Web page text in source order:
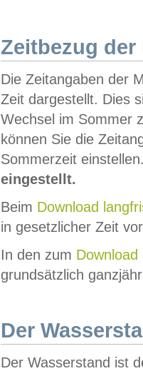
Zeitbezug der
Die Zeitangaben der
Zeit dargestellt. Dies
Wechsel im Sommer
können Sie die
Sommerzeit
eingestellt.
Beim Download
in gesetzlicher Zeit
In den zum Download
grundsätzlich
Der
Der Wasserstand ist